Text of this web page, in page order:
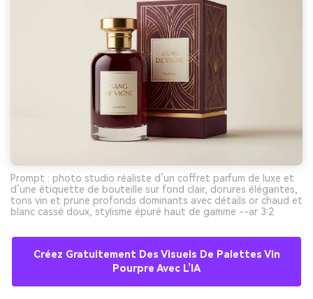
Prompt : photo studio réaliste d’un coffret parfum de luxe et
d’une étiquette de bouteille sur fond clair, dorures élégantes,
tons vin et prune profonds dominants avec détails or chaud et
blanc cassé doux, stylisme épuré haut de gamme --ar 3:2
Créez Gratuitement Des Visuels De Palettes Vin
Pourpre Avec L’IA